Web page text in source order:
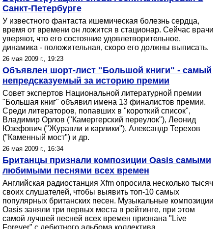
Санкт-Петербурге
У известного фантаста ишемическая болезнь сердца,
время от времени он ложится в стационар. Сейчас врачи
уверяют, что его состояние удовлетворительное,
динамика - положительная, скоро его должны выписать.
26 мая 2009 г., 19:23
Объявлен шорт-лист "Большой книги" - самый
непредсказуемый за историю премии
Совет экспертов Национальной литературной премии
"Большая книг" объявил имена 13 финалистов премии.
Среди литераторов, попавших в "короткий список",
Владимир Орлов ("Камергерский переулок"), Леонид
Юзефович ("Журавли и карлики"), Александр Терехов
("Каменный мост") и др.
26 мая 2009 г., 16:34
Британцы признали композиции Oasis самыми
любимыми песнями всех времен
Английская радиостанция Xfm опросила несколько тысяч
своих слушателей, чтобы выявить топ-10 самых
популярных британских песен. Музыкальные композиции
Oasis заняли три первых места в рейтинге, при этом
самой лучшей песней всех времен признана "Live
Forever" с дебютного альбома коллектива.